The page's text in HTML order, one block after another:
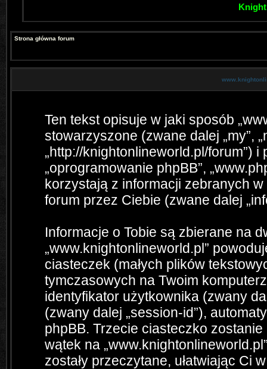
Strona główna forum
Ten tekst opisuje w jaki sposób
stowarzyszone (zwane dalej „my”,
„http://knightonlineworld.pl/forum”) i
„oprogramowanie phpBB”,
korzystają z informacji zebranych
forum przez Ciebie (zwane dalej
Informacje o Tobie są zbierane na
„www.knightonlineworld.pl”
ciasteczek (małych plików
tymczasowych na Twoim
identyfikator użytkownika (zwany
(zwany dalej „session-id”),
phpBB. Trzecie ciasteczko
wątek na
zostały przeczytane, ułatwiając Ci